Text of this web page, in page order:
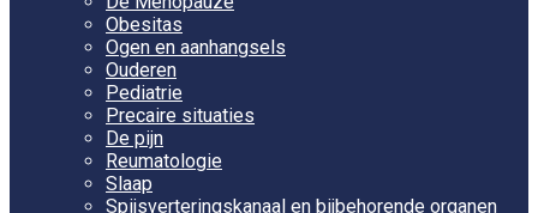
Obesitas
Ogen en aanhangsels
Ouderen
Pediatrie
Precaire situaties
De pijn
Reumatologie
Slaap
Spijsverteringskanaal en bijbehorende organen